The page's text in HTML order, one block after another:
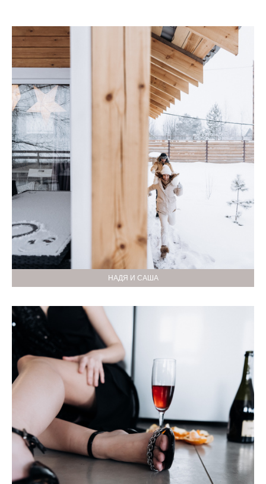
НАДЯ И САША